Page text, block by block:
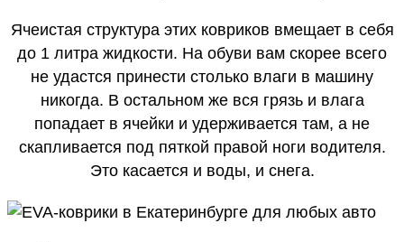
Ячеистая структура этих ковриков вмещает в себя
до 1 литра жидкости. На обуви вам скорее всего
не удастся принести столько влаги в машину
никогда. В остальном же вся грязь и влага
попадает в ячейки и удерживается там, а не
скапливается под пяткой правой ноги водителя.
Это касается и воды, и снега.